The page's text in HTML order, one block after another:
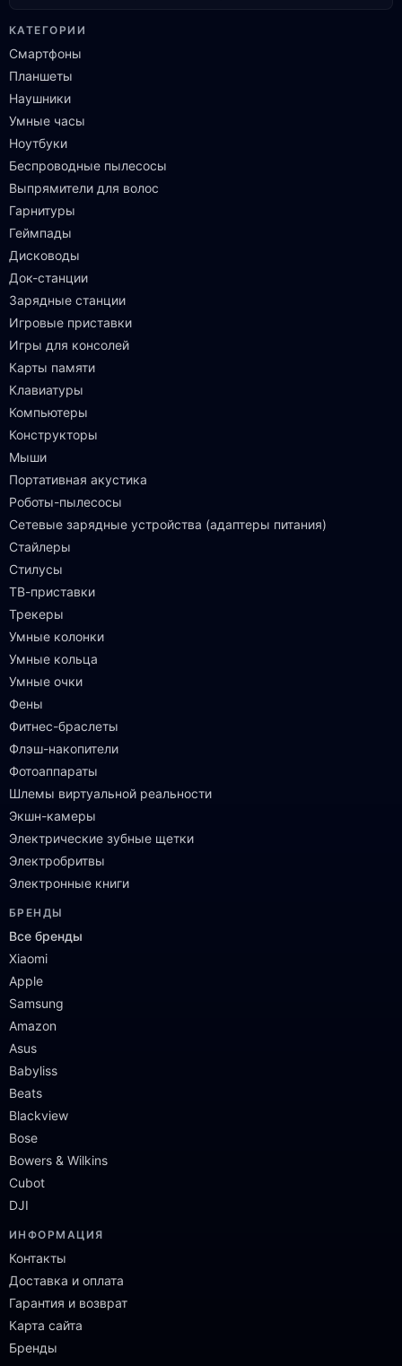
КАТЕГОРИИ
Смартфоны
Планшеты
Наушники
Умные часы
Ноутбуки
Беспроводные пылесосы
Выпрямители для волос
Гарнитуры
Геймпады
Дисководы
Док-станции
Зарядные станции
Игровые приставки
Игры для консолей
Карты памяти
Клавиатуры
Компьютеры
Конструкторы
Мыши
Портативная акустика
Роботы-пылесосы
Сетевые зарядные устройства (адаптеры питания)
Стайлеры
Стилусы
ТВ-приставки
Трекеры
Умные колонки
Умные кольца
Умные очки
Фены
Фитнес-браслеты
Флэш-накопители
Фотоаппараты
Шлемы виртуальной реальности
Экшн-камеры
Электрические зубные щетки
Электробритвы
Электронные книги
БРЕНДЫ
Все бренды
Xiaomi
Apple
Samsung
Amazon
Asus
Babyliss
Beats
Blackview
Bose
Bowers & Wilkins
Cubot
DJI
ИНФОРМАЦИЯ
Контакты
Доставка и оплата
Гарантия и возврат
Карта сайта
Бренды